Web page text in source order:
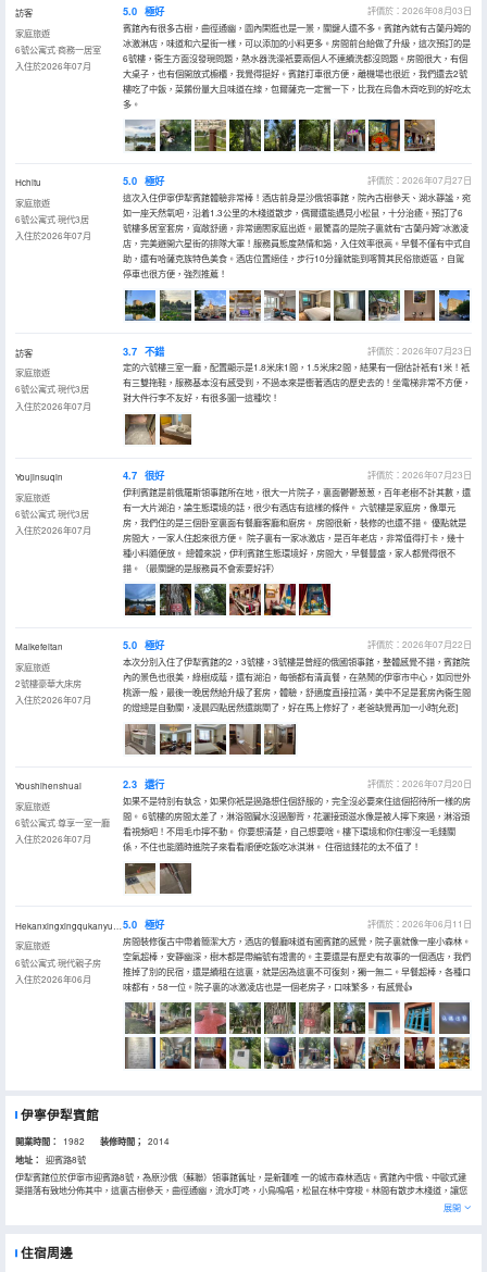
訪客
家庭旅遊
6號公寓式·商務一居室
入住於2026年07月
5.0 極好
評價於：2026年08月03日
賓館內有很多古樹，曲徑通幽，園內閑逛也是一景，關鍵人還不多。賓館內就有古蘭丹姆的
冰激淋店，味道和六星街一樣，可以添加的小料更多。房間前台給做了升級，這次預訂的是
6號樓，衞生方面沒發現問題，熱水器洗澡衹要兩個人不連續洗都沒問題。房間很大，有個
大桌子，也有個開放式櫥櫃，我覺得挺好。賓館打車很方便，離機場也很近，我們還去2號
樓吃了中飯，菜餚份量大且味道在線，包爾薩克一定嘗一下，比我在烏魯木齊吃到的好吃太
多。
Hchitu
家庭旅遊
6號公寓式·現代3居
入住於2026年07月
5.0 極好
評價於：2026年07月27日
這次入住伊寧伊犁賓館體驗非常棒！酒店前身是沙俄領事館，院內古樹參天、湖水靜謐，宛
如一座天然氧吧，沿着1.3公里的木棧道散步，偶爾還能遇見小松鼠，十分治癒。預訂了6
號樓多居室套房，寬敞舒適，非常適閤家庭出遊。最驚喜的是院子裏就有“古蘭丹姆”冰激凌
店，完美避開六星街的排隊大軍！服務員態度熱情和謁，入住效率很高。早餐不僅有中式自
助，還有哈薩克族特色美食。酒店位置絕佳，步行10分鐘就能到喀贊其民俗旅遊區，自駕
停車也很方便，強烈推薦！
訪客
家庭旅遊
6號公寓式·現代3居
入住於2026年07月
3.7 不錯
評價於：2026年07月23日
定的六號樓三室一廳，配置顯示是1.8米床1間，1.5米床2間，結果有一個估計衹有1米！衹
有三雙拖鞋，服務基本沒有感受到，不過本來是衝著酒店的歷史去的！坐電梯非常不方便，
對大件行李不友好，有很多圖一這種坎！
Youjinsuqin
家庭旅遊
6號公寓式·現代3居
入住於2026年07月
4.7 很好
評價於：2026年07月23日
伊利賓館是前俄羅斯領事館所在地，很大一片院子，裏面鬱鬱葱葱，百年老樹不計其數，還
有一大片湖泊，論生態環境的話，很少有酒店有這樣的條件。 六號樓是家庭房，像單元
房，我們住的是三個卧室裏面有餐廳客廳和廚房。 房間很新，裝修的也還不錯。 優點就是
房間大，一家人住起來很方便。 院子裏有一家冰激店，是百年老店，非常值得打卡，幾十
種小料隨便放。 總體來説，伊利賓館生態環境好，房間大，早餐豐盛，家人都覺得很不
錯。（最關鍵的是服務員不會索要好評）
Maikefeitan
家庭旅遊
2號樓豪華大床房
入住於2026年07月
5.0 極好
評價於：2026年07月22日
本次分別入住了伊犁賓館的2，3號樓，3號樓是曾經的俄國領事館，整體感覺不錯，賓館院
內的景色也很美，綠樹成蔭，還有湖泊，每頓都有清真餐，在熱鬧的伊寧市中心，如同世外
桃源一般，最後一晚居然給升級了套房，體驗，舒適度直接拉滿，美中不足是套房內衞生間
的燈總是自動關，凌晨四點居然還跳閘了，好在馬上修好了，老爸缺覺再加一小時[允悲]
Youshihenshuai
家庭旅遊
6號公寓式·尊享一室一廳
入住於2026年07月
2.3 還行
評價於：2026年07月20日
如果不是特別有執念，如果你衹是過路想住個舒服的，完全沒必要來住這個招待所一樣的房
間。 6號樓的房間太差了，淋浴間臟水沒過腳背，花灑接頭滋水像是被人擰下來過，淋浴頭
看視頻吧！不用毛巾擰不動。 你要想清楚，自己想要啥。樓下環境和你住哪沒一毛錢關
係，不住也能隨時進院子來看看順便吃飯吃冰淇淋。 住宿這錢花的太不值了！
家庭旅遊
6號公寓式·現代親子房
入住於2026年06月
5.0 極好
評價於：2026年06月11日
房間裝修復古中帶着簡潔大方，酒店的餐廳味道有國賓館的感覺，院子裏就像一座小森林。
空氣超棒，安靜幽深，樹木都是帶編號有證書的。主要還是有歷史有故事的一個酒店，我們
推掉了別的民宿，還是續租在這裏，就是因為這裏不可復刻，獨一無二。早餐超棒，各種口
味都有，58一位。院子裏的冰激凌店也是一個老房子，口味繁多，有感覺👍
伊寧伊犁賓館
開業時間： 1982 装修時間； 2014
地址：
迎賓路8號
伊犁賓館位於伊寧市迎賓路8號，為原沙俄（蘇聯）領事館舊址，是新疆唯 一的城市森林酒店。賓館內中俄、中歐式建
築錯落有致地分佈其中，這裏古樹參天，曲徑通幽，流水叮咚，小鳥鳴唱，松鼠在林中穿梭。林間有散步木棧道，讓您
伊犁賓館地理位置優越，交通便利，前往機場、火車站均十分便捷，出門有天百大型購物中心，伊犁老城喀贊其民俗旅
展開
住宿周邊